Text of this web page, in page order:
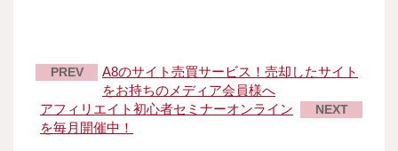
PREV
A8のサイト売買サービス！売却したサイト
をお持ちのメディア会員様へ
アフィリエイト初心者セミナーオンライン
を毎月開催中！
NEXT